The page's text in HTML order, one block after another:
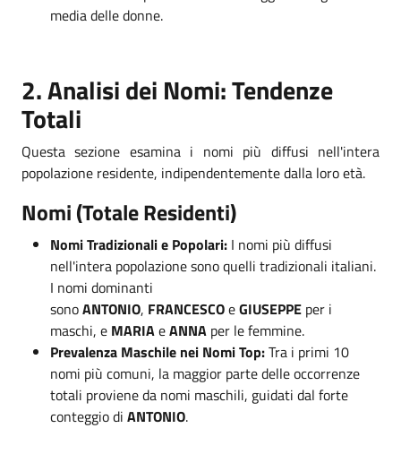
media delle donne.
2. Analisi dei Nomi: Tendenze
Totali
Questa sezione esamina i nomi più diffusi nell'intera
popolazione residente, indipendentemente dalla loro età.
Nomi (Totale Residenti)
Nomi Tradizionali e Popolari: I nomi più diffusi
nell'intera popolazione sono quelli tradizionali italiani.
I nomi dominanti
sonoANTONIO, FRANCESCOeGIUSEPPE per i
maschi, e MARIAeANNA per le femmine.
Prevalenza Maschile nei Nomi Top:Tra i primi 10
nomi più comuni, la maggior parte delle occorrenze
totali proviene da nomi maschili, guidati dal forte
conteggio di ANTONIO.